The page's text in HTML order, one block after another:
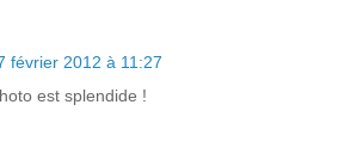
février 2012 à 11:27
est splendide !